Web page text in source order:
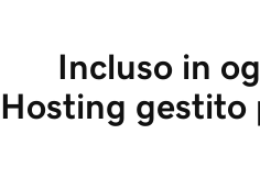
Incluso in
Hosting gestito